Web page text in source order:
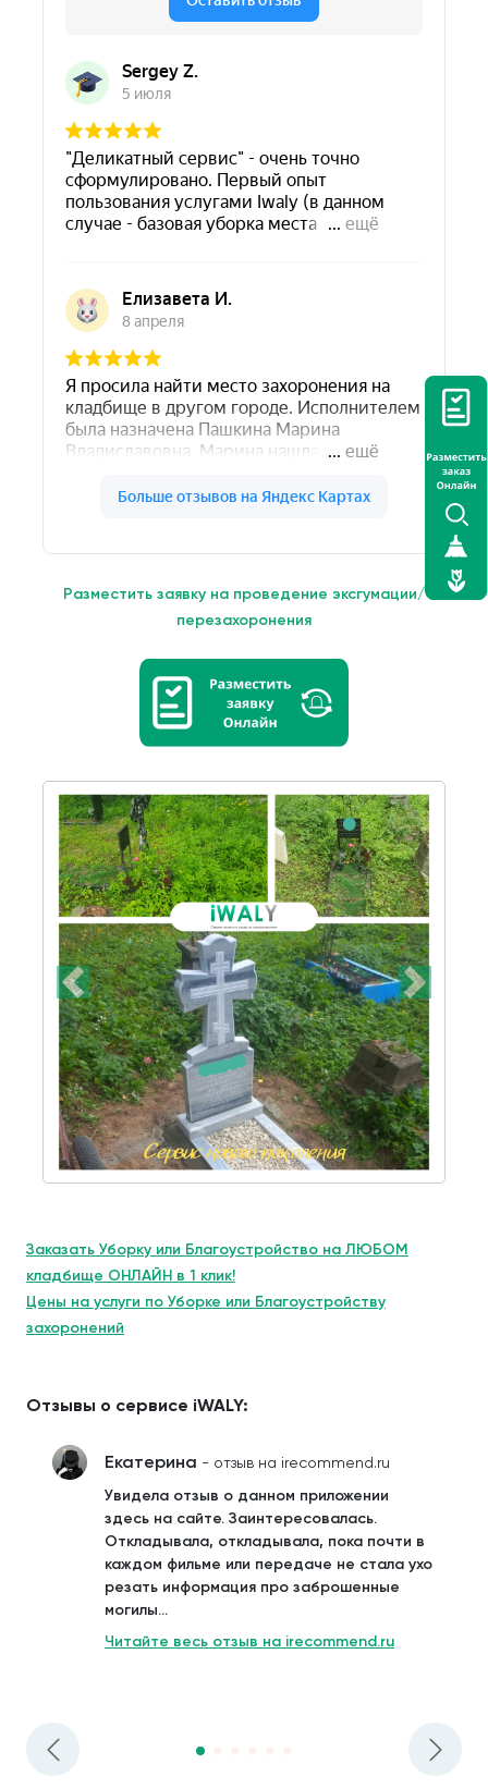
Разместить заявку на проведение эксгумации/
перезахоронения
Заказать Уборку или Благоустройство на ЛЮБОМ
кладбище ОНЛАЙН в 1 клик!
Цены на услуги по Уборке или Благоустройству
захоронений
Отзывы о сервисе iWALY:
Екатерина - отзыв на irecommend.ru
Увидела отзыв о данном приложении
здесь на сайте. Заинтересовалась.
Откладывала, откладывала, пока почти в
каждом фильме или передаче не стала ухо
резать информация про заброшенные
могилы...
Читайте весь отзыв на irecommend.ru